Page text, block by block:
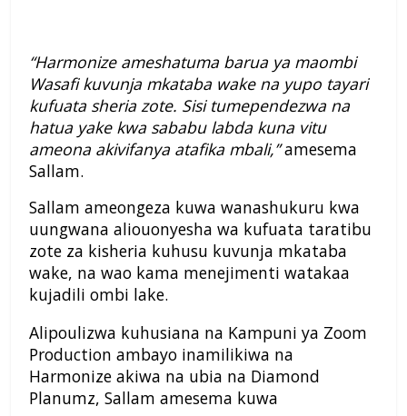
“Harmonize ameshatuma barua ya maombi
Wasafi kuvunja mkataba wake na yupo tayari
kufuata sheria zote. Sisi tumependezwa na
hatua yake kwa sababu labda kuna vitu
ameona akivifanya atafika mbali,”amesema
Sallam.
Sallam ameongeza kuwa wanashukuru kwa
uungwana aliouonyesha wa kufuata taratibu
zote za kisheria kuhusu kuvunja mkataba
wake, na wao kama menejimenti watakaa
kujadili ombi lake.
Alipoulizwa kuhusiana na Kampuni ya Zoom
Production ambayo inamilikiwa na
Harmonize akiwa na ubia na Diamond
Planumz, Sallam amesema kuwa